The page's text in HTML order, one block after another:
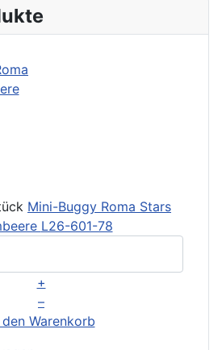
Mini-Buggy Roma Stars
L26-601-78
+
–
den Warenkorb